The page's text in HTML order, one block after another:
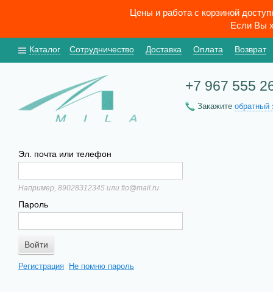
Цены и работа с корзиной
Если Вы
Каталог Сотрудничество Доставка Оплата Возврат
+7 967 555
Закажите обратный
Эл. почта или телефон
Например, 89028312345 или fio@mail.ru
Пароль
Регистрация Не помню пароль